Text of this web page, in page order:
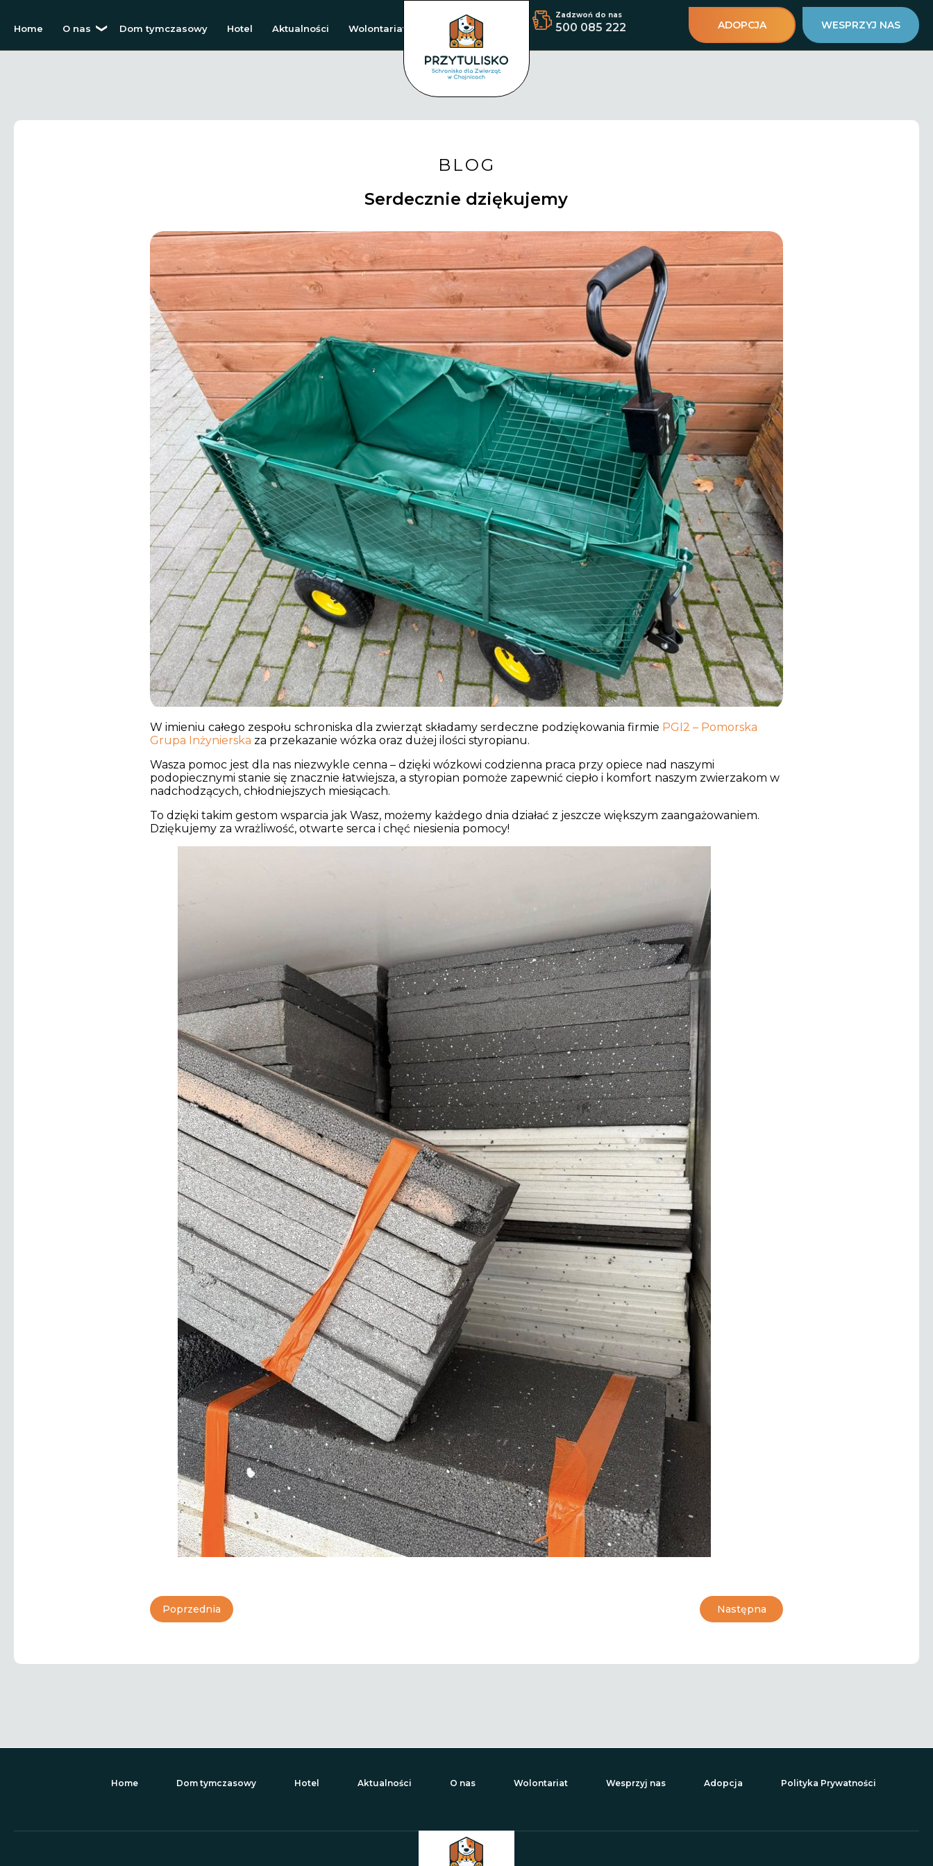
Home O nas Dom tymczasowy Hotel Aktualności Wolontariat
Zadzwoń do nas
500 085 222 ADOPCJA WESPRZYJ NAS
BLOG
Serdecznie dziękujemy
W imieniu całego zespołu schroniska dla zwierząt składamy serdeczne podziękowania firmie PGI2 – Pomorska
Grupa Inżynierska za przekazanie wózka oraz dużej ilości styropianu.
Wasza pomoc jest dla nas niezwykle cenna – dzięki wózkowi codzienna praca przy opiece nad naszymi
podopiecznymi stanie się znacznie łatwiejsza, a styropian pomoże zapewnić ciepło i komfort naszym zwierzakom w
nadchodzących, chłodniejszych miesiącach.
To dzięki takim gestom wsparcia jak Wasz, możemy każdego dnia działać z jeszcze większym zaangażowaniem.
Dziękujemy za wrażliwość, otwarte serca i chęć niesienia pomocy!
Poprzednia Następna
Home Dom tymczasowy Hotel Aktualności O nas Wolontariat Wesprzyj nas Adopcja Polityka Prywatności